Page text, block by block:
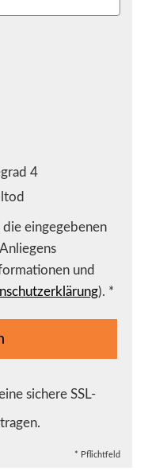
4
die eingegebenen
und
). *
sichere SSL-
* Pflichtfeld